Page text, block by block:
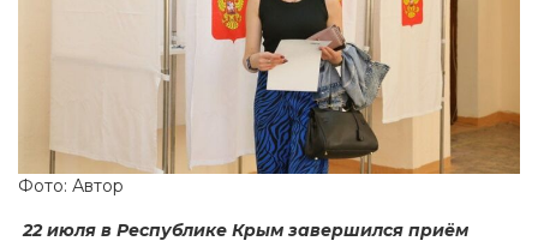
Фото: Автор
22 июля в Республике Крым завершился приём